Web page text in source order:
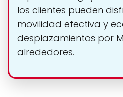
los clientes pueden
movilidad efectiva y
desplazamientos por
alrededores.